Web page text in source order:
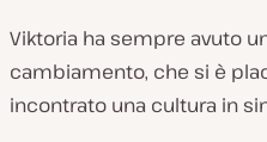
Viktoria ha sempre avuto
cambiamento, che si è
incontrato una cultura in